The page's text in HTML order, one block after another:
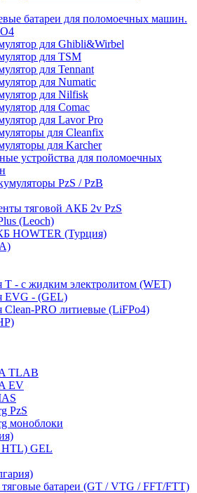
батареи для поломоечных машин.
для Ghibli&Wirbel
для TSM
для Tennant
для Numatic
для Nilfisk
для Comac
для Lavor Pro
для Cleanfix
для Karcher
устройства для поломоечных
PzS / PzB
тяговой АКБ 2v PzS
(Leoch)
HOWTER (Турция)
T - с жидким электролитом (WET)
EVG - (GEL)
Clean-PRO литиевые (LiFPo4)
TLAB
EV
PzS
моноблоки
HTL) GEL
батареи (GT / VTG / FFT/FTT)